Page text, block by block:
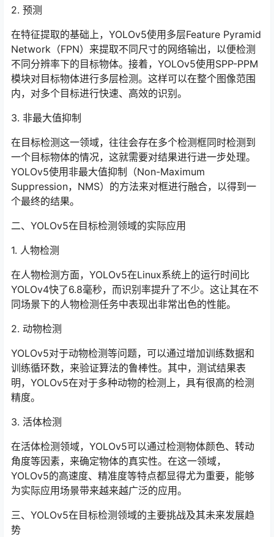
2. 预测
在特征提取的基础上，YOLOv5使用多层Feature Pyramid
Network（FPN）来提取不同尺寸的网络输出，以便检测
不同分辨率下的目标物体。接着，YOLOv5使用SPP-PPM
模块对目标物体进行多层检测。这样可以在整个图像范围
内，对多个目标进行快速、高效的识别。
3. 非最大值抑制
在目标检测这一领域，往往会存在多个检测框同时检测到
一个目标物体的情况，这就需要对结果进行进一步处理。
YOLOv5使用非最大值抑制（Non-Maximum
Suppression，NMS）的方法来对框进行融合，以得到一
个最终的结果。
二、YOLOv5在目标检测领域的实际应用
1. 人物检测
在人物检测方面，YOLOv5在Linux系统上的运行时间比
YOLOv4快了6.8毫秒，而识别率提升了不少。这让其在不
同场景下的人物检测任务中表现出非常出色的性能。
2. 动物检测
YOLOv5对于动物检测等问题，可以通过增加训练数据和
训练循环数，来验证算法的鲁棒性。其中，测试结果表
明，YOLOv5在对于多种动物的检测上，具有很高的检测
精度。
3. 活体检测
在活体检测领域，YOLOv5可以通过检测物体颜色、转动
角度等因素，来确定物体的真实性。在这一领域，
YOLOv5的高速度、精准度等特点都显得尤为重要，能够
为实际应用场景带来越来越广泛的应用。
三、YOLOv5在目标检测领域的主要挑战及其未来发展趋
势